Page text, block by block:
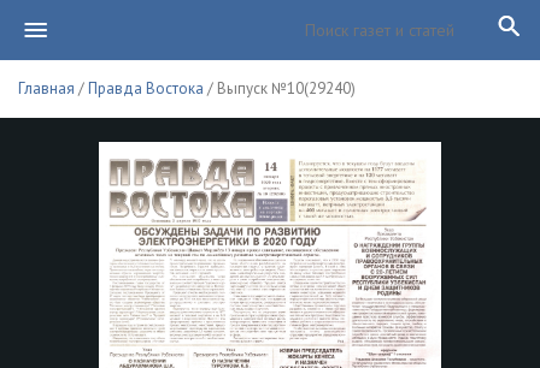
Главная /Правда Востока / Выпуск №10(29240)